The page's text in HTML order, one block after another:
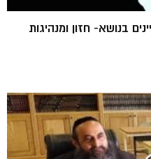
בנושא- חזון ומנהיגות